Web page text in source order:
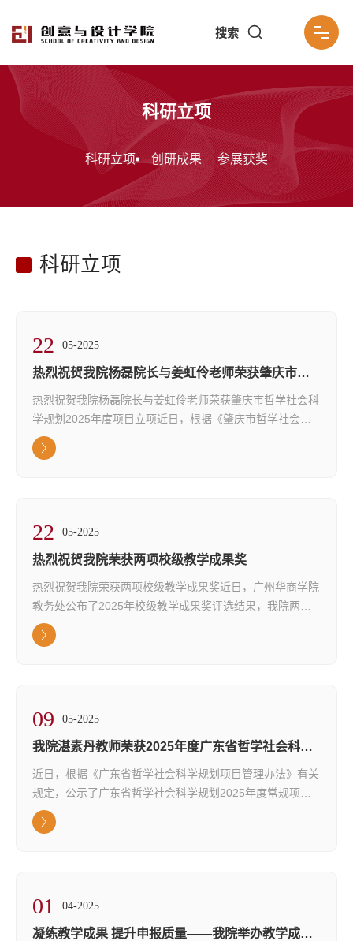
搜索
现任领导
党政建设
科研立项
科研立项 创研成果 参展获奖
科研立项
22 05-2025
热烈祝贺我院杨磊院长与姜虹伶老师荣获肇庆市哲
学社会科学规划2025年度项目立项
热烈祝贺我院杨磊院长与姜虹伶老师荣获肇庆市哲学社会科
学规划2025年度项目立项近日，根据《肇庆市哲学社会科
学规划2025年度重点、地方历史文化特色、学科共建项目
拟立项名单》通知，我院杨磊院长的《依托肇庆非遗项目的
与文创、教育的有机结合，构建具有示范效...
22 05-2025
热烈祝贺我院荣获两项校级教学成果奖
热烈祝贺我院荣获两项校级教学成果奖近日，广州华商学院
教务处公布了2025年校级教学成果奖评选结果，我院两项
教学成果脱颖而出，分别荣获二等奖和三等奖，这是对我院
教学改革与创新实践的高度认可。二等奖：设计专业“艺商
发展战略与设计产业生态数字化转型的...
09 05-2025
我院湛素丹教师荣获2025年度广东省哲学社会科学
规划青年项目立项
近日，根据《广东省哲学社会科学规划项目管理办法》有关
规定，公示了广东省哲学社会科学规划2025年度常规项
目、三类研究专项拟立项名单，我院湛素丹院助所主持的项
目成功获得2025年度广东省哲学社会科学规划青年项目立
厚的历史底蕴与艺术价值。该项目旨在通过...
01 04-2025
凝练教学成果 提升申报质量——我院举办教学成果